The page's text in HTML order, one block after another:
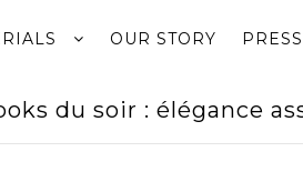
OUR STORY PRESS
du soir : élégance